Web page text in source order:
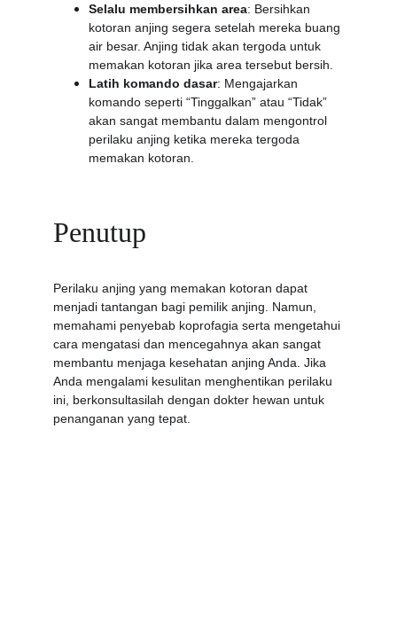
Selalu membersihkan area: Bersihkan
kotoran anjing segera setelah mereka buang
air besar. Anjing tidak akan tergoda untuk
memakan kotoran jika area tersebut bersih.
Latih komando dasar: Mengajarkan
komando seperti “Tinggalkan” atau “Tidak”
akan sangat membantu dalam mengontrol
perilaku anjing ketika mereka tergoda
memakan kotoran.
Penutup
Perilaku anjing yang memakan kotoran dapat
menjadi tantangan bagi pemilik anjing. Namun,
memahami penyebab koprofagia serta mengetahui
cara mengatasi dan mencegahnya akan sangat
membantu menjaga kesehatan anjing Anda. Jika
Anda mengalami kesulitan menghentikan perilaku
ini, berkonsultasilah dengan dokter hewan untuk
penanganan yang tepat.